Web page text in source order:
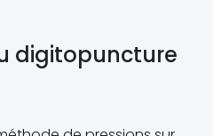
digitopuncture